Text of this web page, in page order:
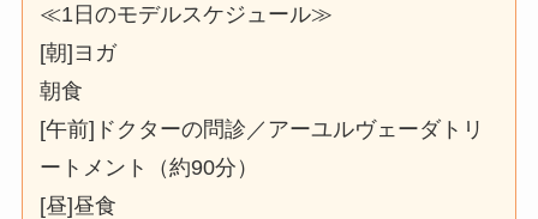
≪1日のモデルスケジュール≫
[朝]ヨガ
朝食
[午前]ドクターの問診／アーユルヴェーダトリ
ートメント（約90分）
[昼]昼食